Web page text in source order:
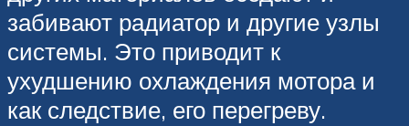
забивают радиатор и другие узлы
системы. Это приводит к
ухудшению охлаждения мотора и
как следствие, его перегреву.